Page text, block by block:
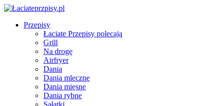
Przepisy
Łaciate Przepisy polecają
Grill
Na drogę
Airfryer
Dania
Dania mleczne
Dania mięsne
Dania rybne
Sałatki